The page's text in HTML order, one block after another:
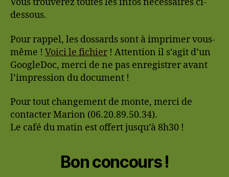
Vous trouverez toutes les infos nécessaires ci-
dessous.
Pour rappel, les dossards sont à imprimer vous-
même ! Voici le fichier ! Attention il s’agit d’un
GoogleDoc, merci de ne pas enregistrer avant
l’impression du document !
Pour tout changement de monte, merci de
contacter Marion (06.20.89.50.34).
Le café du matin est offert jusqu’à 8h30 !
Bon concours !